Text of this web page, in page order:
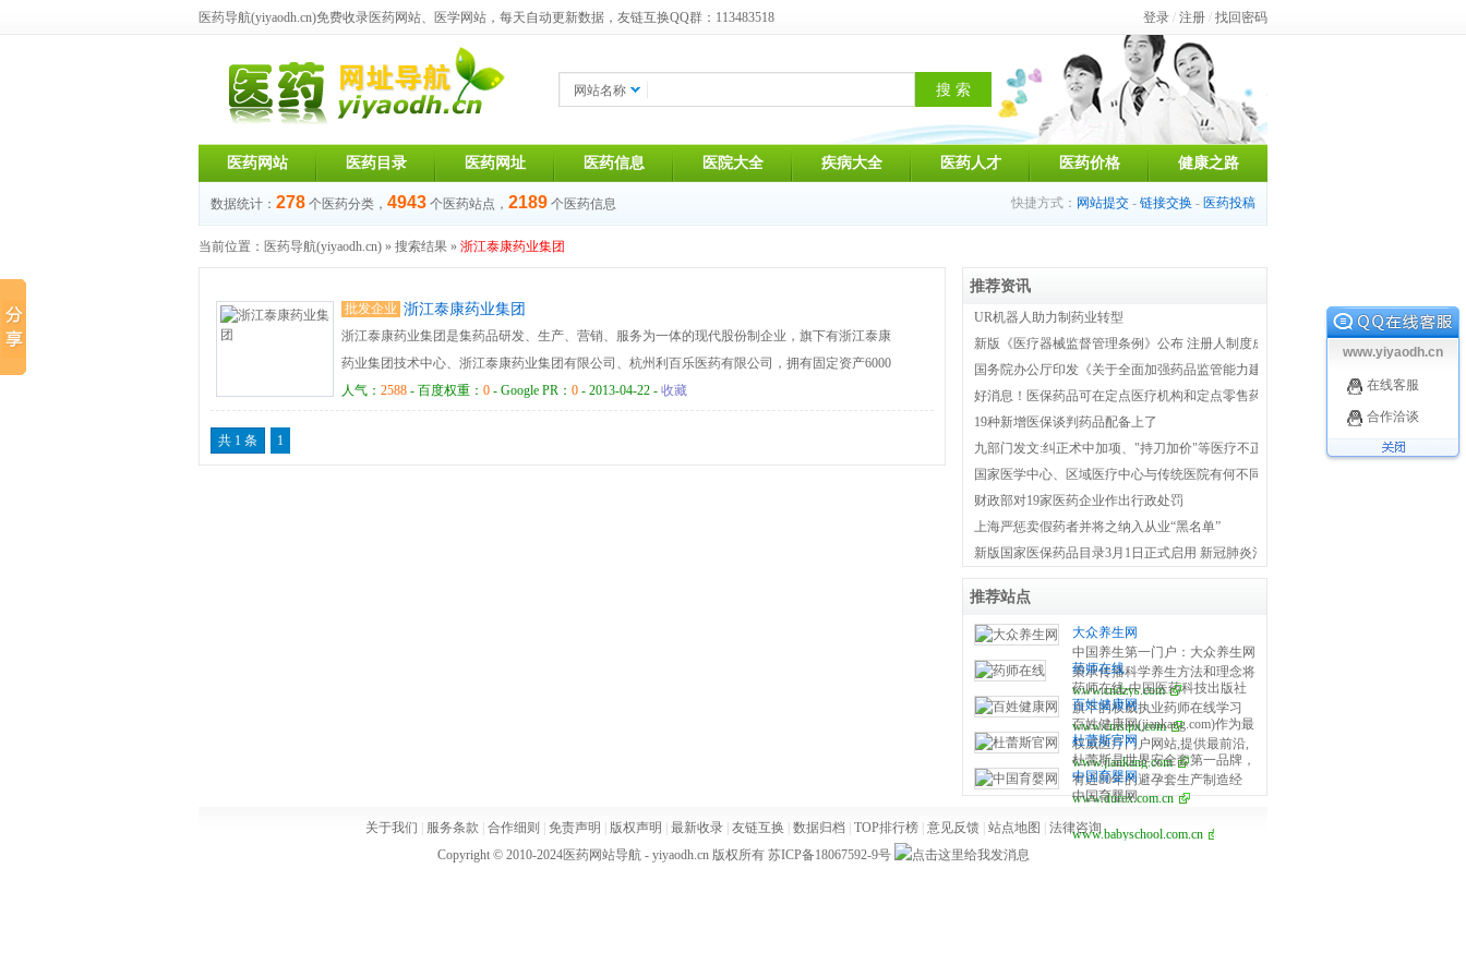
医药导航(yiyaodh.cn)免费收录医药网站、医学网站，每天自动更新数据，友链互换QQ群：113483518 登录 / 注册 / 找回密码
网站名称
医药网站 医药目录 医药网址 医药信息 医院大全 疾病大全 医药人才 医药价格 健康之路
数据统计： 278 个医药分类， 4943 个医药站点， 2189 个医药信息 快捷方式： 网站提交 - 链接交换 - 医药投稿
当前位置： 医药导航(yiyaodh.cn) » 搜索结果 » 浙江泰康药业集团
批发企业 浙江泰康药业集团
浙江泰康药业集团是集药品研发、生产、营销、服务为一体的现代股份制企业，旗下有浙江泰康
药业集团技术中心、浙江泰康药业集团有限公司、杭州利百乐医药有限公司，拥有固定资产6000
万元，厂房占地面积共计6.3万平方米，员工总数500余名，其中高、中级技术职称以上48名，教
人气： 2588 - 百度权重： 0 - Google PR： 0 - 2013-04-22 - 收藏
共 1 条 1
推荐资讯
UR机器人助力制药业转型
新版《医疗器械监督管理条例》公布 注册人制度成为新监管体系主线
国务院办公厅印发《关于全面加强药品监管能力建设的实施意见》
好消息！医保药品可在定点医疗机构和定点零售药店双通道购买
19种新增医保谈判药品配备上了
九部门发文:纠正术中加项、"持刀加价"等医疗不正之风
国家医学中心、区域医疗中心与传统医院有何不同？国家卫健委权威解答！
财政部对19家医药企业作出行政处罚
上海严惩卖假药者并将之纳入从业“黑名单”
新版国家医保药品目录3月1日正式启用 新冠肺炎治疗药品全部纳入医保
推荐站点
大众养生网
中国养生第一门户：大众养生网
秉承传播科学养生方法和理念将
养生贯穿于日常生活，真正做到
让养生大众化，全民化
www.cndzys.com
药师在线
药师在线-中国医药科技出版社
旗下的权威执业药师在线学习
网，依托于国家食品药品监督管
理总局和中国医药科技出版社的
资源，为用户提供更独家的资源
服务，更深刻的政策解读，更权
威的专家讲解，更流畅的用户体
验，让您的药师考试之旅变得轻
松、愉快、有效率！
www.cmstpx.com
百姓健康网
百姓健康网(jiankang.com)作为最
权威医疗门户网站,提供最前沿,
最完善的医疗资讯,依靠权威医
院专家,院士合作,提供医院专家
预约挂号,就诊信息,医患问答平
台,提供最权威健康服务,关注百
姓健康
www.jiankang.com
杜蕾斯官网
杜蕾斯是世界安全套第一品牌，
有近80年的避孕套生产制造经
验，避孕套采用高质量的天然橡
胶制成，能有效避孕及防止性疾
病传播，并增加性爱的愉悦感，
www.durex.com.cn
中国育婴网
中国育婴网
www.babyschool.com.cn
关于我们 服务条款 合作细则 免责声明 版权声明 最新收录| 友链互换 数据归档 TOP排行榜| 意见反馈| 站点地图
法律咨询
Copyright © 2010-2024医药网站导航- yiyaodh.cn 版权所有 苏ICP备18067592-9号
www.yiyaodh.cn
在线客服
合作洽谈